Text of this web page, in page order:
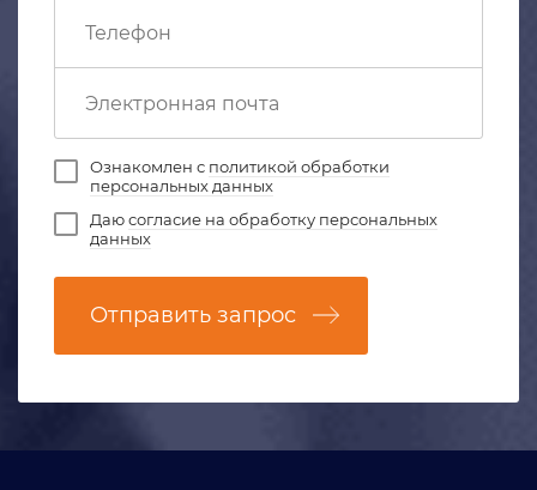
Ознакомлен с политикой обработки
персональных данных
Даюсогласие на обработку персональных
данных
Отправить запрос